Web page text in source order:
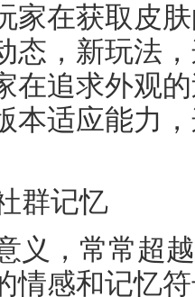
家在获取皮
态，新玩法
在追求外观
本适应能力
群记忆
义，常常超
情感和记忆